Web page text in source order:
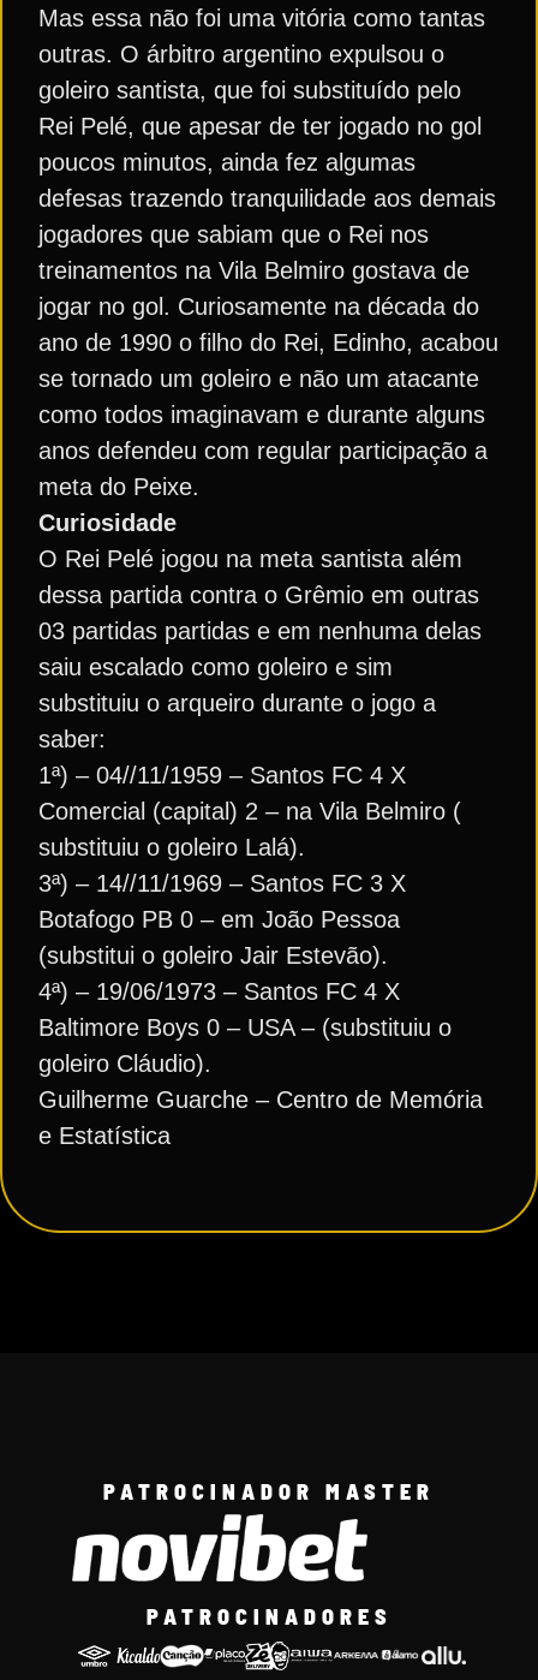
Mas essa não foi uma vitória como tantas
outras. O árbitro argentino expulsou o
goleiro santista, que foi substituído pelo
Rei Pelé, que apesar de ter jogado no gol
poucos minutos, ainda fez algumas
defesas trazendo tranquilidade aos demais
jogadores que sabiam que o Rei nos
treinamentos na Vila Belmiro gostava de
jogar no gol. Curiosamente na década do
ano de 1990 o filho do Rei, Edinho, acabou
se tornado um goleiro e não um atacante
como todos imaginavam e durante alguns
anos defendeu com regular participação a
meta do Peixe.
Curiosidade
O Rei Pelé jogou na meta santista além
dessa partida contra o Grêmio em outras
03 partidas partidas e em nenhuma delas
saiu escalado como goleiro e sim
substituiu o arqueiro durante o jogo a
saber:
1ª) – 04//11/1959 – Santos FC 4 X
Comercial (capital) 2 – na Vila Belmiro (
substituiu o goleiro Lalá).
3ª) – 14//11/1969 – Santos FC 3 X
Botafogo PB 0 – em João Pessoa
(substitui o goleiro Jair Estevão).
4ª) – 19/06/1973 – Santos FC 4 X
Baltimore Boys 0 – USA – (substituiu o
goleiro Cláudio).
Guilherme Guarche – Centro de Memória
e Estatística
PATROCINADOR MASTER
PATROCINADORES